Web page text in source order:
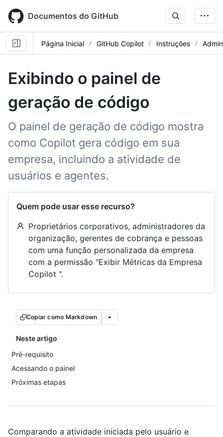
main
content
Documentos do GitHub
Página Inicial GitHub Copilot Instruções
Exibindo o painel de
geração de código
O painel de geração de código mostra
como Copilot gera código em sua
empresa, incluindo a atividade de
usuários e agentes.
Quem pode usar esse recurso?
Proprietários corporativos, administradores da
organização, gerentes de cobrança e pessoas
com uma função personalizada da empresa
com a permissão "Exibir Métricas da Empresa
Copilot ".
Copiar como Markdown
Neste artigo
Pré-requisito
Acessando o painel
Próximas etapas
Comparando a atividade iniciada pelo usuário e